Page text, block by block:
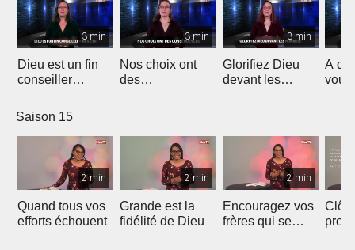
3 min
Dieu est un fin
conseiller
3 min
Nos choix ont
des
3 min
Glorifiez Dieu
devant les
A
vous
Saison 15
2 min
Quand tous vos
efforts échouent
2 min
Grande est la
fidélité de Dieu
2 min
Encouragez vos
frères qui se